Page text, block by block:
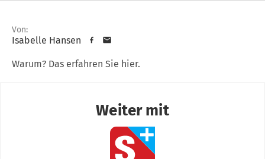
Von:
Isabelle Hansen
Warum? Das erfahren Sie hier.